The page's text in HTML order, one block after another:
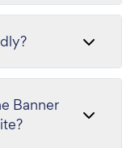
Banner